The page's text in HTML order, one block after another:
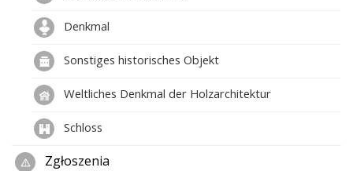
Denkmal
Sonstiges historisches Objekt
Weltliches Denkmal der Holzarchitektur
Schloss
Zgłoszenia